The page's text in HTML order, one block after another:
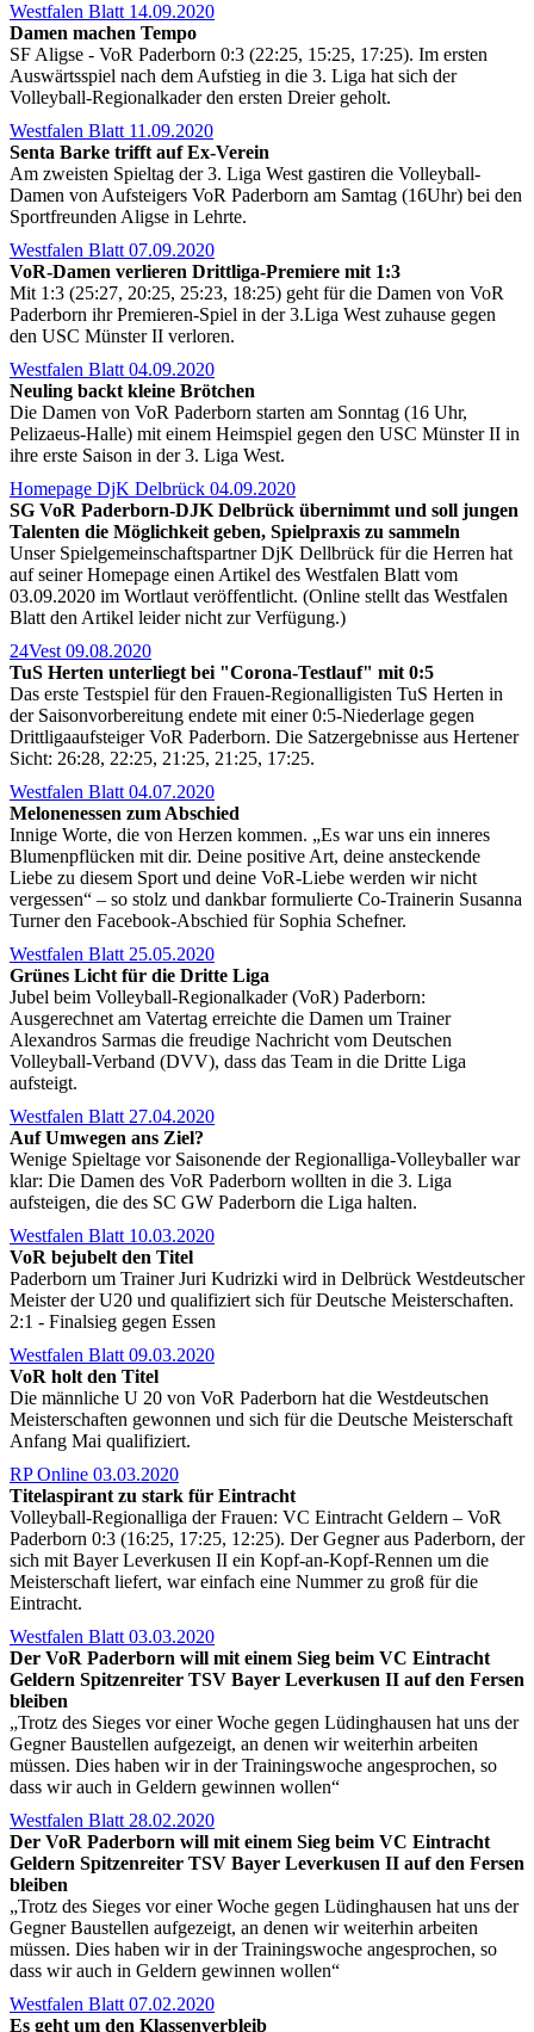
Westfalen Blatt 14.09.2020
Damen machen Tempo
SF Aligse - VoR Paderborn 0:3 (22:25, 15:25, 17:25). Im ersten
Auswärtsspiel nach dem Aufstieg in die 3. Liga hat sich der
Volleyball-Regionalkader den ersten Dreier geholt.
Westfalen Blatt 11.09.2020
Senta Barke trifft auf Ex-Verein
Am zweisten Spieltag der 3. Liga West gastiren die Volleyball-
Damen von Aufsteigers VoR Paderborn am Samtag (16Uhr) bei den
Sportfreunden Aligse in Lehrte.
Westfalen Blatt 07.09.2020
VoR-Damen verlieren Drittliga-Premiere mit 1:3
Mit 1:3 (25:27, 20:25, 25:23, 18:25) geht für die Damen von VoR
Paderborn ihr Premieren-Spiel in der 3.Liga West zuhause gegen
den USC Münster II verloren.
Westfalen Blatt 04.09.2020
Neuling backt kleine Brötchen
Die Damen von VoR Paderborn starten am Sonntag (16 Uhr,
Pelizaeus-Halle) mit einem Heimspiel gegen den USC Münster II in
ihre erste Saison in der 3. Liga West.
Homepage DjK Delbrück 04.09.2020
SG VoR Paderborn-DJK Delbrück übernimmt und soll jungen
Talenten die Möglichkeit geben, Spielpraxis zu sammeln
Unser Spielgemeinschaftspartner DjK Dellbrück für die Herren hat
auf seiner Homepage einen Artikel des Westfalen Blatt vom
03.09.2020 im Wortlaut veröffentlicht. (Online stellt das Westfalen
Blatt den Artikel leider nicht zur Verfügung.)
24Vest 09.08.2020
TuS Herten unterliegt bei "Corona-Testlauf" mit 0:5
Das erste Testspiel für den Frauen-Regionalligisten TuS Herten in
der Saisonvorbereitung endete mit einer 0:5-Niederlage gegen
Drittligaaufsteiger VoR Paderborn. Die Satzergebnisse aus Hertener
Sicht: 26:28, 22:25, 21:25, 21:25, 17:25.
Westfalen Blatt 04.07.2020
Melonenessen zum Abschied
Innige Worte, die von Herzen kommen. „Es war uns ein inneres
Blumenpflücken mit dir. Deine positive Art, deine ansteckende
Liebe zu diesem Sport und deine VoR-Liebe werden wir nicht
vergessen“ – so stolz und dankbar formulierte Co-Trainerin Susanna
Turner den Facebook-Abschied für Sophia Schefner.
Westfalen Blatt 25.05.2020
Grünes Licht für die Dritte Liga
Jubel beim Volleyball-Regionalkader (VoR) Paderborn:
Ausgerechnet am Vatertag erreichte die Damen um Trainer
Alexandros Sarmas die freudige Nachricht vom Deutschen
Volleyball-Verband (DVV), dass das Team in die Dritte Liga
aufsteigt.
Westfalen Blatt 27.04.2020
Auf Umwegen ans Ziel?
Wenige Spieltage vor Saisonende der Regionalliga-Volleyballer war
klar: Die Damen des VoR Paderborn wollten in die 3. Liga
aufsteigen, die des SC GW Paderborn die Liga halten.
Westfalen Blatt 10.03.2020
VoR bejubelt den Titel
Paderborn um Trainer Juri Kudrizki wird in Delbrück Westdeutscher
Meister der U20 und qualifiziert sich für Deutsche Meisterschaften.
2:1 - Finalsieg gegen Essen
Westfalen Blatt 09.03.2020
VoR holt den Titel
Die männliche U 20 von VoR Paderborn hat die Westdeutschen
Meisterschaften gewonnen und sich für die Deutsche Meisterschaft
Anfang Mai qualifiziert.
RP Online 03.03.2020
Titelaspirant zu stark für Eintracht
Volleyball-Regionalliga der Frauen: VC Eintracht Geldern – VoR
Paderborn 0:3 (16:25, 17:25, 12:25). Der Gegner aus Paderborn, der
sich mit Bayer Leverkusen II ein Kopf-an-Kopf-Rennen um die
Meisterschaft liefert, war einfach eine Nummer zu groß für die
Eintracht.
Westfalen Blatt 03.03.2020
Der VoR Paderborn will mit einem Sieg beim VC Eintracht
Geldern Spitzenreiter TSV Bayer Leverkusen II auf den Fersen
bleiben
„Trotz des Sieges vor einer Woche gegen Lüdinghausen hat uns der
Gegner Baustellen aufgezeigt, an denen wir weiterhin arbeiten
müssen. Dies haben wir in der Trainingswoche angesprochen, so
dass wir auch in Geldern gewinnen wollen“
Westfalen Blatt 28.02.2020
Der VoR Paderborn will mit einem Sieg beim VC Eintracht
Geldern Spitzenreiter TSV Bayer Leverkusen II auf den Fersen
bleiben
„Trotz des Sieges vor einer Woche gegen Lüdinghausen hat uns der
Gegner Baustellen aufgezeigt, an denen wir weiterhin arbeiten
müssen. Dies haben wir in der Trainingswoche angesprochen, so
dass wir auch in Geldern gewinnen wollen“
Westfalen Blatt 07.02.2020
Es geht um den Klassenverbleib